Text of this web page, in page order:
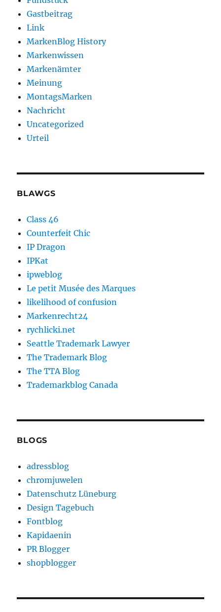
Gastbeitrag
Link
MarkenBlog History
Markenwissen
Markenämter
Meinung
MontagsMarken
Nachricht
Uncategorized
Urteil
BLAWGS
Class 46
Counterfeit Chic
IP Dragon
IPKat
ipweblog
Le petit Musée des Marques
likelihood of confusion
Markenrecht24
rychlicki.net
Seattle Trademark Lawyer
The Trademark Blog
The TTA Blog
Trademarkblog Canada
BLOGS
adressblog
chromjuwelen
Datenschutz Lüneburg
Design Tagebuch
Fontblog
Kapidaenin
PR Blogger
shopblogger